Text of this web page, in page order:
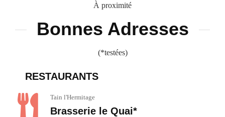
À proximité
Bonnes Adresses
(*testées)
RESTAURANTS
Tain l'Hermitage
Brasserie le Quai*